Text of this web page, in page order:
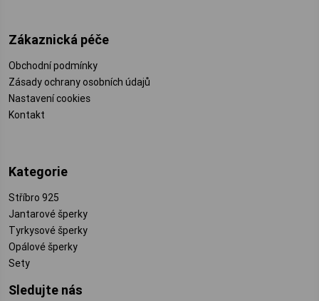
Zákaznická péče
Obchodní podmínky
Zásady ochrany osobních údajů
Nastavení cookies
Kontakt
Kategorie
Stříbro 925
Jantarové šperky
Tyrkysové šperky
Opálové šperky
Sety
Sledujte nás